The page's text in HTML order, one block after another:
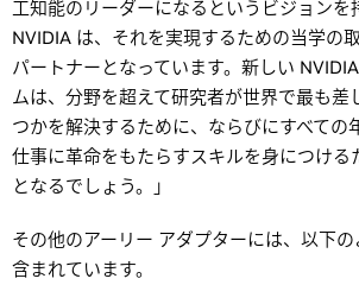
工知能のリーダーになるというビジョンを
NVIDIA は、それを実現するための当学の
パートナーとなっています。新しい
ムは、分野を超えて研究者が世界で最も差
つかを解決するために、ならびにすべての
仕事に革命をもたらすスキルを身につける
となるでしょう。」
その他のアーリー アダプターには、以下
含まれています。